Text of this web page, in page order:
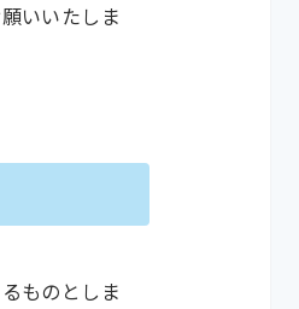
いいたしま
ものとしま